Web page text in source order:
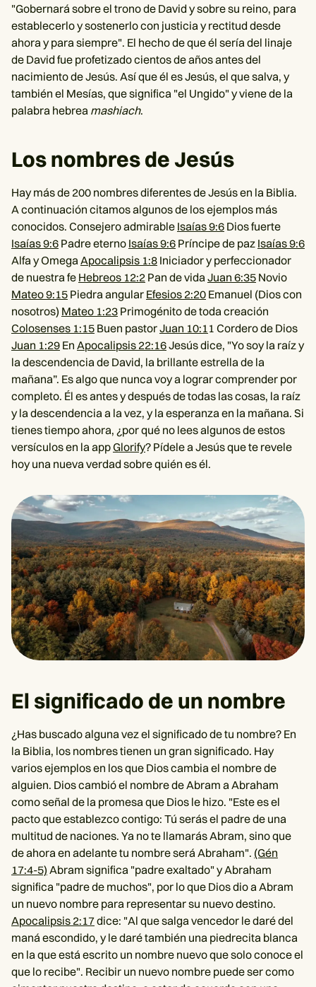
"Gobernará sobre el trono de David y sobre su reino, para
establecerlo y sostenerlo con justicia y rectitud desde
ahora y para siempre". El hecho de que él sería del linaje
de David fue profetizado cientos de años antes del
nacimiento de Jesús. Así que él es Jesús, el que salva, y
también el Mesías, que significa "el Ungido" y viene de la
palabra hebrea mashiach.
Los nombres de Jesús
Hay más de 200 nombres diferentes de Jesús en la Biblia.
A continuación citamos algunos de los ejemplos más
conocidos. Consejero admirable Isaías 9:6 Dios fuerte
Isaías 9:6 Padre eterno Isaías 9:6 Príncipe de paz Isaías 9:6
Alfa y OmegaApocalipsis 1:8 Iniciador y perfeccionador
de nuestra fe Hebreos 12:2 Pan de vidaJuan 6:35 Novio
Mateo 9:15 Piedra angular Efesios 2:20 Emanuel (Dios con
nosotros) Mateo 1:23 Primogénito de toda creación
Colosenses 1:15 Buen pastorJuan 10:11 Cordero de Dios
Juan 1:29 En Apocalipsis 22:16Jesús dice, "Yo soy la raíz y
la descendencia de David, la brillante estrella de la
mañana”. Es algo que nunca voy a lograr comprender por
completo. Él es antes y después de todas las cosas, la raíz
y la descendencia a la vez, y la esperanza en la mañana. Si
tienes tiempo ahora, ¿por qué no lees algunos de estos
versículos en la appGlorify? Pídele a Jesús que te revele
hoy una nueva verdad sobre quién es él.
El significado de un nombre
¿Has buscado alguna vez el significado de tu nombre? En
la Biblia, los nombres tienen un gran significado. Hay
varios ejemplos en los que Dios cambia el nombre de
alguien. Dios cambió el nombre de Abram a Abraham
como señal de la promesa que Dios le hizo. "Este es el
pacto que establezco contigo: Tú serás el padre de una
multitud de naciones. Ya no te llamarás Abram, sino que
de ahora en adelante tu nombre será Abraham". (Gén
17:4-5) Abram significa "padre exaltado" y Abraham
significa "padre de muchos", por lo que Dios dio a Abram
un nuevo nombre para representar su nuevo destino.
Apocalipsis 2:17dice: "Al que salga vencedor le daré del
maná escondido, y le daré también una piedrecita blanca
en la que está escrito un nombre nuevo que solo conoce el
que lo recibe". Recibir un nuevo nombre puede ser como